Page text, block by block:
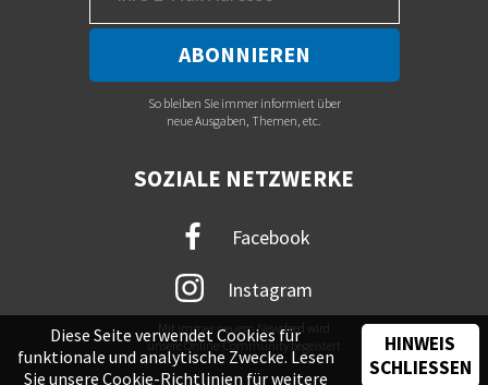
So bleiben Sie immer informiert über
neue Ausgaben, Themen, etc.
SOZIALE NETZWERKE
Facebook
Instagram
Mit immer neuem Newsfeed wird
unsere Online-Community begeistert
Diese Seite verwendet Cookies für
funktionale und analytische Zwecke. Lesen
Sie unsere Cookie-Richtlinien für weitere
HINWEIS
SCHLIESSEN